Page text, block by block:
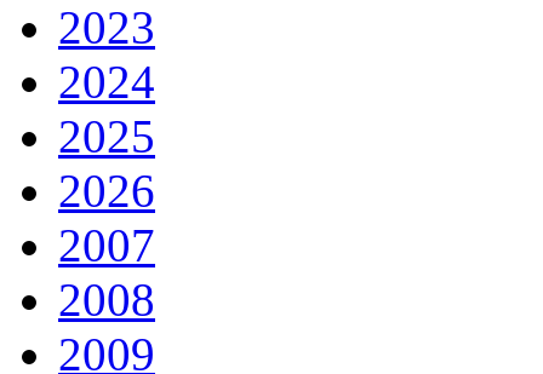
2023
2024
2025
2026
2007
2008
2009